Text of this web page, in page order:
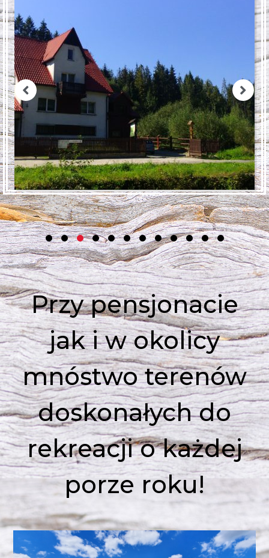
1 2 3 4 5 6 7 8
9
0
1 2
Przy pensjonacie
jak i w okolicy
mnóstwo terenów
doskonałych do
rekreacji o każdej
porze roku!